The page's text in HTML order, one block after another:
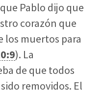
Pablo dijo que
corazón que
los muertos para
). La
de que todos
removidos. El